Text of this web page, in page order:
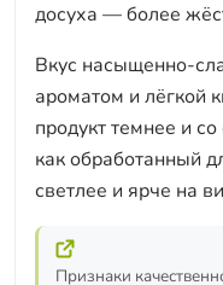
досуха — более
Вкус насыщенно-
ароматом и лёгкой
продукт темнее и
как обработанный
светлее и ярче на
Признаки